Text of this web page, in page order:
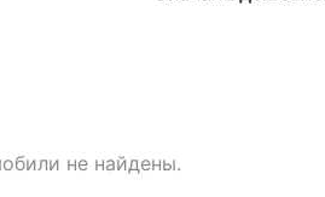
не найдены.